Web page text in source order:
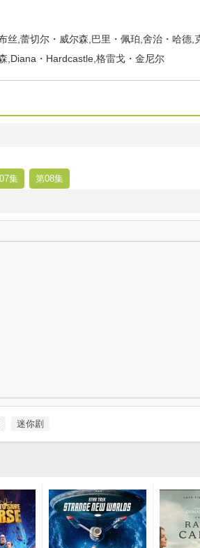
丝,蕾切尔・威尔森,巴里・佩珀,舍治・哈德,
,Diana・Hardcastle,格雷戈・金尼尔
集 第08集
迷你剧